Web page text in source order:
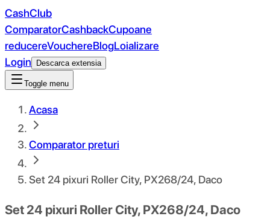
CashClub
ComparatorCashbackCupoane
reducereVouchereBlogLoializare
Login
Descarca extensia
Toggle menu
Acasa
Comparator preturi
Set 24 pixuri Roller City, PX268/24, Daco
Set 24 pixuri Roller City, PX268/24, Daco